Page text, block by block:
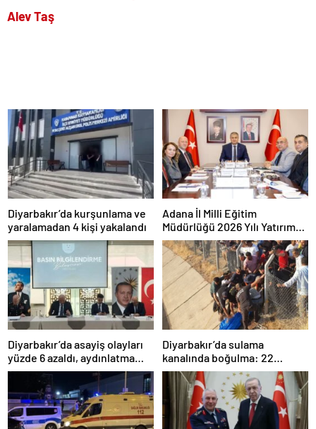
Alev Taş
Diyarbakır’da kurşunlama ve
yaralamadan 4 kişi yakalandı
Adana İl Milli Eğitim
Müdürlüğü 2026 Yılı Yatırım
Programı değerlendirildi
Diyarbakır’da asayiş olayları
yüzde 6 azaldı, aydınlatma
oranı yüzde 98’e yükseldi
Diyarbakır’da sulama
kanalında boğulma: 22
yaşındaki genç hayatını
kaybetti